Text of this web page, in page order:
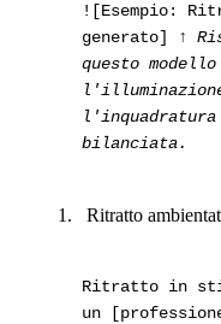
![Esempio:
generato]
↑
questo
l'inquadratura
bilanciata.
Ritratto
Ritratto in
un